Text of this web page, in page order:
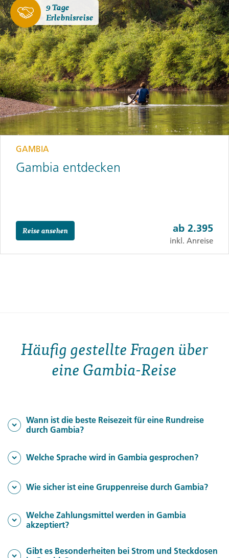
9 Tage
Erlebnisreise
GAMBIA
Gambia entdecken
Reise ansehen ab 2.395
inkl. Anreise
Häufig gestellte Fragen über
eine Gambia-Reise
Wann ist die beste Reisezeit für eine Rundreise
durch Gambia?
Wann ist die beste Reisezeit für eine
Die Monate von November bis Mai
besonders empfehlenswert, da Gambia in dieser Phase
eine angenehme Trockenzeit mit milden Temperaturen
einige Wege schwerer passierbar sein, aber die
Welche Sprache wird in Gambia gesprochen?
Welche Sprache wird in Gambia
Die offizielle Amtssprache ist
Wie sicher ist eine Gruppenreise durch Gambia?
Wie sicher ist eine Gruppenreise durch
Gambia gilt als ein vergleichsweise sicheres Reiseland.
Welche Zahlungsmittel werden in Gambia
akzeptiert?
Welche Zahlungsmittel werden in
Gibt es Besonderheiten bei Strom und Steckdosen